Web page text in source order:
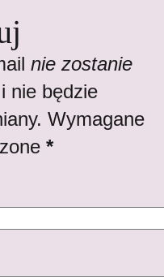
nie zostanie
nie będzie
Wymagane
*